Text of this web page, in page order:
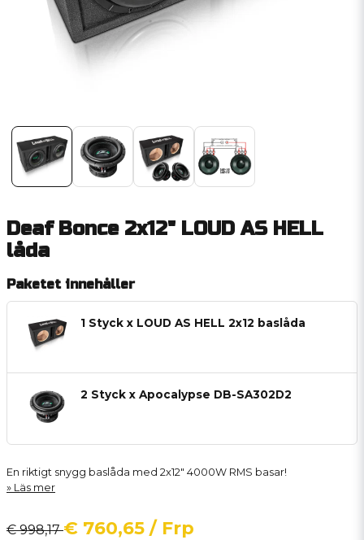
Deaf Bonce 2x12" LOUD AS HELL
låda
Paketet innehåller
1 Styck x LOUD AS HELL 2x12 baslåda
2 Styck x Apocalypse DB-SA302D2
En riktigt snygg baslåda med 2x12" 4000W RMS basar!
Läs mer
€ 998,17€ 760,65 / Frp